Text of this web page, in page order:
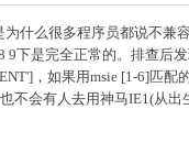
什么很多程序员都说不兼
下是完全正常的。排查后
，如果用msie [1-6]匹配
不会有人去用神马IE1(从出